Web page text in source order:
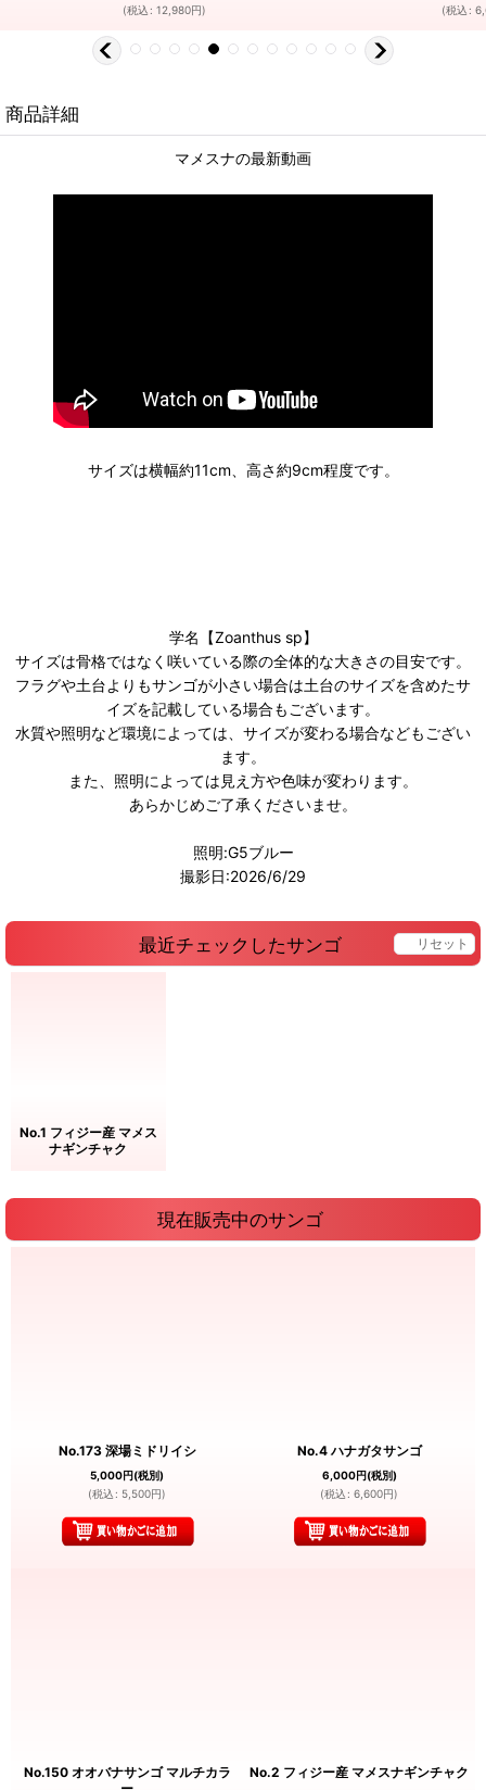
(税込 : 12,980円)
(税込 :
商品詳細
マメスナの最新動画
サイズは横幅約11cm、高さ約9cm程度です。
学名【Zoanthus sp】
サイズは骨格ではなく咲いている際の全体的な大きさの目安です。
フラグや土台よりもサンゴが小さい場合は土台のサイズを含めたサ
イズを記載している場合もございます。
水質や照明など環境によっては、サイズが変わる場合などもござい
ます。
また、照明によっては見え方や色味が変わります。
あらかじめご了承くださいませ。
照明:G5ブルー
撮影日:2026/6/29
最近チェックしたサンゴ リセット
No.1 フィジー産 マメス
ナギンチャク
現在販売中のサンゴ
No.173 深場ミドリイシ
5,000円(税別)
(税込 : 5,500円)
No.4 ハナガタサンゴ
6,000円(税別)
(税込 : 6,600円)
No.150 オオバナサンゴ マルチカラ
No.2 フィジー産 マメスナギンチャク